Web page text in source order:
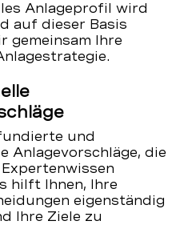
Anlageprofil wird
auf dieser Basis
gemeinsam Ihre
und
Anlagevorschläge, die
hilft Ihnen, Ihre
eigenständig
Ihre Ziele zu